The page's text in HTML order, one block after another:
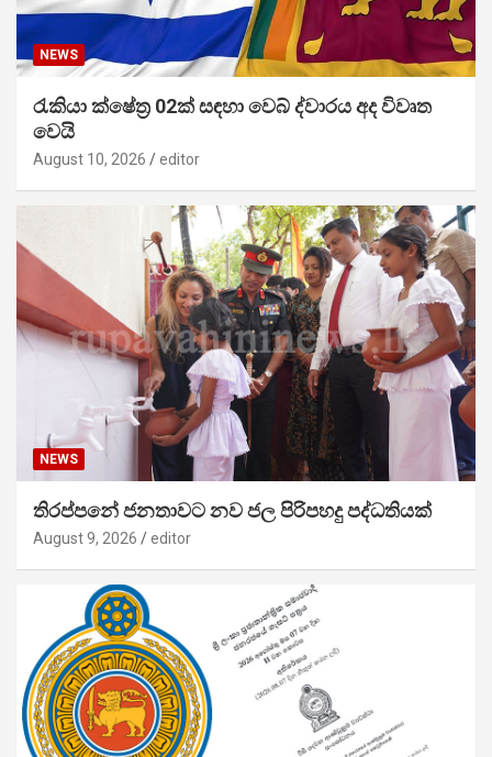
NEWS
රැකියා ක්ෂේත්‍ර 02ක් සඳහා වෙබ් ද්වාරය අද විවෘත
වෙයි
August 10, 2026 editor
NEWS
තිරප්පනේ ජනතාවට නව ජල පිරිපහදු පද්ධතියක්
August 9, 2026 editor